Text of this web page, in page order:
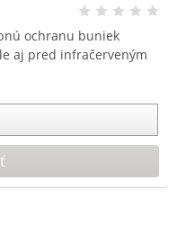
ochranu buniek
aj pred infračerveným
či mastnú pleť so